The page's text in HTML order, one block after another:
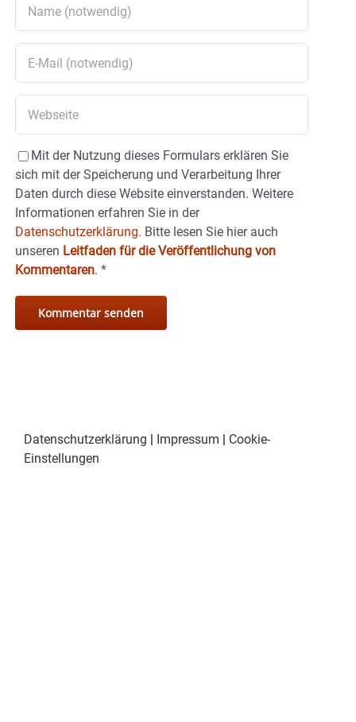
Mit der Nutzung dieses Formulars erklären Sie
sich mit der Speicherung und Verarbeitung Ihrer
Daten durch diese Website einverstanden. Weitere
Informationen erfahren Sie in der
Datenschutzerklärung. Bitte lesen Sie hier auch
unseren Leitfaden für die Veröffentlichung von
Kommentaren. *
Datenschutzerklärung Impressum
Cookie-
Einstellungen